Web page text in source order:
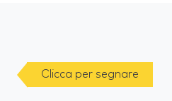
Clicca per segnare